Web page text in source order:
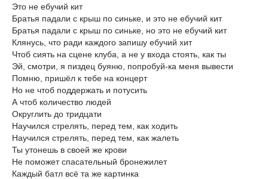
Это не ебучий кит
Братья падали с крыш по синьке, и это не ебучий кит
Братья падали с крыш по синьке, но это не ебучий кит
Клянусь, что ради каждого запишу ебучий хит
Чтоб сиять на сцене клуба, а не у входа стоять, как ты
Эй, смотри, я пиздец буяню, попробуй-ка меня вывести
Помню, пришёл к тебе на концерт
Но не чтоб поддержать и потусить
А чтоб количество людей
Округлить до тридцати
Научился стрелять, перед тем, как ходить
Научился стрелять, перед тем, как жалеть
Ты утонешь в своей же крови
Не поможет спасательный бронежилет
Каждый батл всё та же картинка